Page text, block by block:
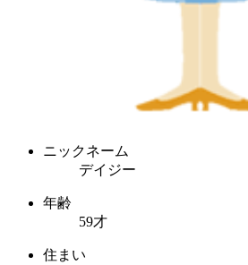
ニックネーム
デイジー
年齢
59才
住まい